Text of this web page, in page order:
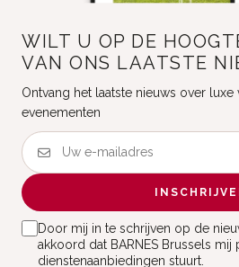
WILT U OP DE
VAN ONS LAATSTE
Ontvang het laatste nieuws over
evenementen
Door mij in te schrijven op de
akkoord dat BARNES Brussels
dienstenaanbiedingen stuurt.